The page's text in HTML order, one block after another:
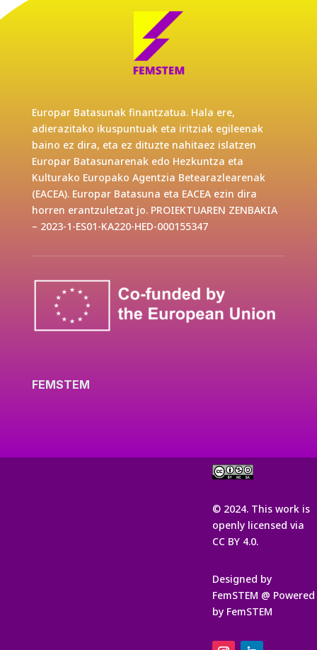
Europar Batasunak finantzatua. Hala ere,
adierazitako ikuspuntuak eta iritziak egileenak
baino ez dira, eta ez dituzte nahitaez islatzen
Europar Batasunarenak edo Hezkuntza eta
Kulturako Europako Agentzia Betearazlearenak
(EACEA). Europar Batasuna eta EACEA ezin dira
horren erantzuletzat jo. PROIEKTUAREN ZENBAKIA
– 2023-1-ES01-KA220-HED-000155347
FEMSTEM
© 2024. This work is
openly licensed via
CC BY 4.0.
Designed by
FemSTEM @ Powered
by FemSTEM